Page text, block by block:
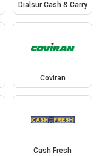
Dialsur Cash & Carry
Coviran
Cash Fresh